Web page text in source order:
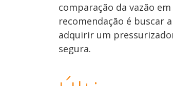
comparação da vazão
recomendação é buscar
adquirir um
segura.